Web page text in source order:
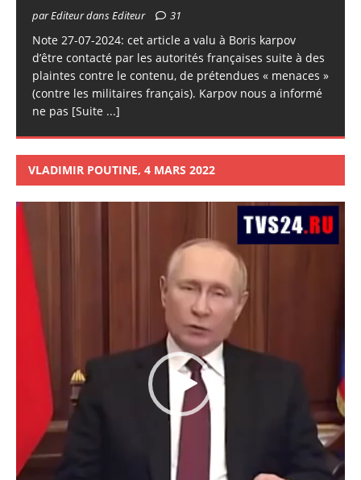
par Editeur dans Editeur 31
Note 27-07-2024: cet article a valu à Boris karpov
d’être contacté par les autorités françaises suite à des
plaintes contre le contenu, de prétendues « menaces »
(contre les militaires français). Karpov nous a informé
ne pas [Suite ...]
VLADIMIR POUTINE, 4 MARS 2022
Lecteur
vidéo